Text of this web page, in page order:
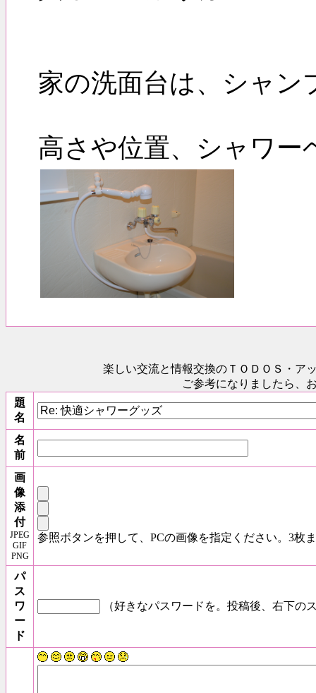
家の洗面台は、シャ
高さや位置、シャワー
楽しい交流と情報交換のＴＯＤＯＳ ・ア
ご参考になりましたら、
題
名
名
前
画
像
添
付
JPEG
GIF
PNG
参照ボタンを押して、PCの画像を指定ください。3枚
パ
ス
ワ
ー
ド
（好きなパスワードを。投稿後、右下の